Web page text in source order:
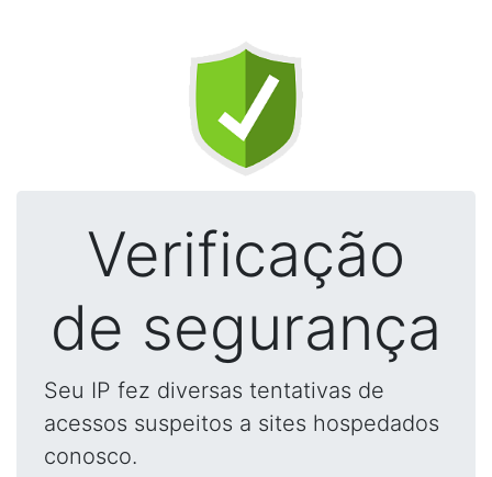
Verificação
de segurança
Seu IP fez diversas tentativas de
acessos suspeitos a sites hospedados
conosco.